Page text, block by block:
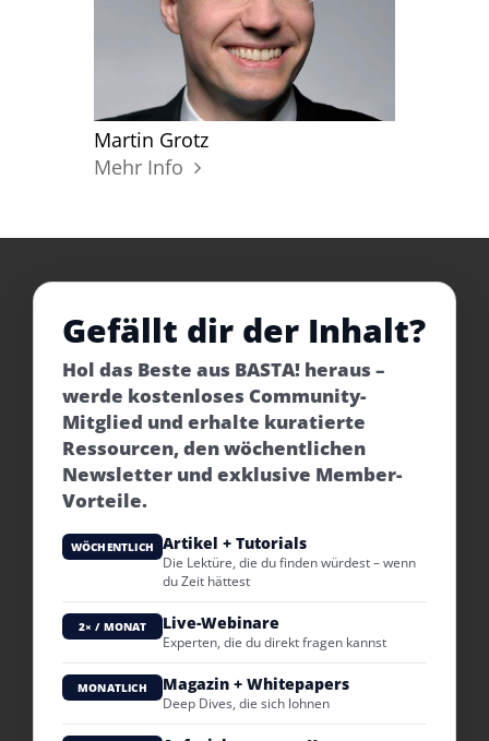
Martin Grotz
Mehr Info
Gefällt dir der Inhalt?
Hol das Beste aus BASTA! heraus –
werde kostenloses Community-
Mitglied und erhalte kuratierte
Ressourcen, den wöchentlichen
Newsletter und exklusive Member-
Vorteile.
WÖCHENTLICH Artikel + Tutorials
Die Lektüre, die du finden würdest – wenn
du Zeit hättest
2× / MONAT Live-Webinare
Experten, die du direkt fragen kannst
MONATLICH Magazin + Whitepapers
Deep Dives, die sich lohnen